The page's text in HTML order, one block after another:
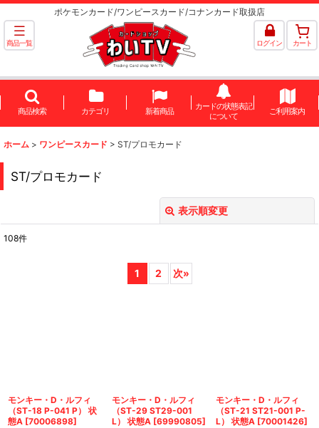
ポケモンカード/ワンピースカード/コナンカード取扱店
商品一覧 ログイン カート
商品検索 カテゴリ 新着商品
カードの状態表記
について
ご利用案内
ホーム > ワンピースカード > ST/プロモカード
ST/プロモカード
表示順変更
108件
1 2 次»
モンキー・D・ルフィ
（ST-18 P-041 P） 状
態A [70006898]
モンキー・D・ルフィ
（ST-29 ST29-001
L） 状態A [69990805]
モンキー・D・ルフィ
（ST-21 ST21-001 P-
L） 状態A [70001426]